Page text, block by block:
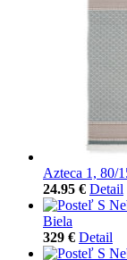
Azteca 1, 80/
24.95 € Detail
Biela
329 € Detail